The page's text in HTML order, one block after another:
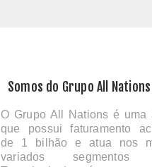
Somos do Grupo All Nations
O Grupo All Nations é uma
que possui faturamento
de 1 bilhão e atua nos
variados segmentos